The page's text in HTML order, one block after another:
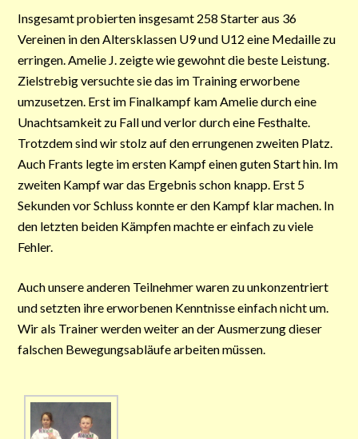
Insgesamt probierten insgesamt 258 Starter aus 36
Vereinen in den Altersklassen U9 und U12 eine Medaille zu
erringen. Amelie J. zeigte wie gewohnt die beste Leistung.
Zielstrebig versuchte sie das im Training erworbene
umzusetzen. Erst im Finalkampf kam Amelie durch eine
Unachtsamkeit zu Fall und verlor durch eine Festhalte.
Trotzdem sind wir stolz auf den errungenen zweiten Platz.
Auch Frants legte im ersten Kampf einen guten Start hin. Im
zweiten Kampf war das Ergebnis schon knapp. Erst 5
Sekunden vor Schluss konnte er den Kampf klar machen. In
den letzten beiden Kämpfen machte er einfach zu viele
Fehler.
Auch unsere anderen Teilnehmer waren zu unkonzentriert
und setzten ihre erworbenen Kenntnisse einfach nicht um.
Wir als Trainer werden weiter an der Ausmerzung dieser
falschen Bewegungsabläufe arbeiten müssen.